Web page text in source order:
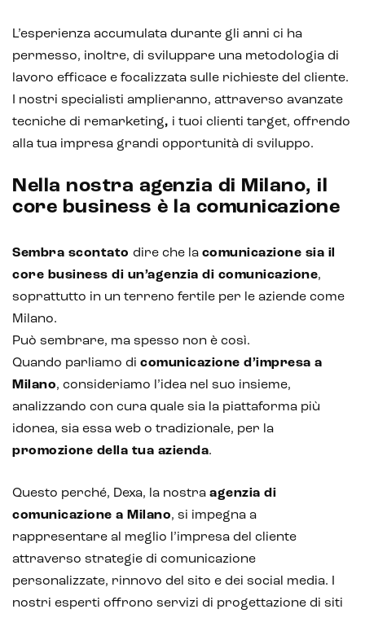
L’esperienza accumulata durante gli anni ci ha
permesso, inoltre, di sviluppare una metodologia di
lavoro efficace e focalizzata sulle richieste del cliente.
I nostri specialisti amplieranno, attraverso avanzate
tecniche di remarketing, i tuoi clienti target, offrendo
alla tua impresa grandi opportunità di sviluppo.
Nella nostra agenzia di Milano, il
core business è la comunicazione
Sembra scontato dire che la comunicazione sia il
core business di un’agenzia di comunicazione,
soprattutto in un terreno fertile per le aziende come
Milano.
Può sembrare, ma spesso non è così.
Quando parliamo di comunicazione d’impresa a
Milano, consideriamo l’idea nel suo insieme,
analizzando con cura quale sia la piattaforma più
idonea, sia essa web o tradizionale, per la
promozione della tua azienda.
Questo perché, Dexa, la nostra agenzia di
comunicazione a Milano, si impegna a
rappresentare al meglio l’impresa del cliente
attraverso strategie di comunicazione
personalizzate, rinnovo del sito e dei social media. I
nostri esperti offrono servizi di progettazione di siti